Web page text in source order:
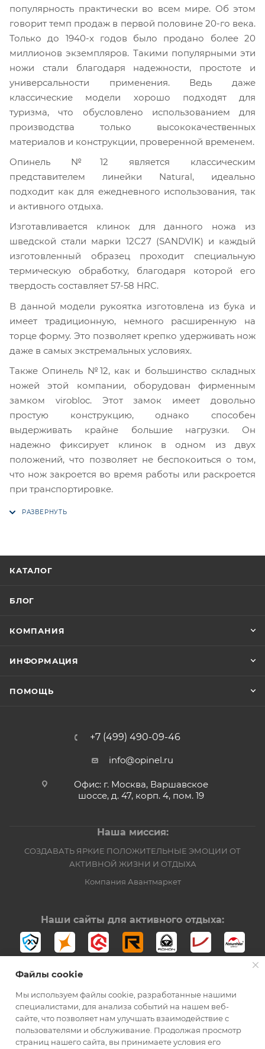
популярность практически во всем мире. Об этом
говорит темп продаж в первой половине 20-го века.
Только до 1940-х годов было продано более 20
миллионов экземпляров. Такими популярными эти
ножи стали благодаря надежности, простоте и
универсальности применения. Ведь даже
классические модели хорошо подходят для
туризма, что обусловлено использованием для
производства только высококачественных
материалов и конструкции, проверенной временем.
Опинель №12 является классическим
представителем линейки Natural, идеально
подходит как для ежедневного использования, так
и активного отдыха.
Изготавливается клинок для данного ножа из
шведской стали марки 12С27 (SANDVIK) и каждый
изготовленный образец проходит специальную
термическую обработку, благодаря которой его
твердость составляет 57-58 HRC.
В данной модели рукоятка изготовлена из бука и
имеет традиционную, немного расширенную на
торце форму. Это позволяет крепко удерживать нож
даже в самых экстремальных условиях.
Также Опинель №12, как и большинство складных
ножей этой компании, оборудован фирменным
замком virobloc. Этот замок имеет довольно
простую конструкцию, однако способен
выдерживать крайне большие нагрузки. Он
надежно фиксирует клинок в одном из двух
положений, что позволяет не беспокоиться о том,
что нож закроется во время работы или раскроется
при транспортировке.
КАТАЛОГ
БЛОГ
КОМПАНИЯ
ИНФОРМАЦИЯ
ПОМОЩЬ
+7 (499) 490-09-46
info@opinel.ru
Офис: г. Москва, Варшавское
шоссе, д. 47, корп. 4, пом. 19
Наша миссия:
СОЗДАВАТЬ ЯРКИЕ ПОЛОЖИТЕЛЬНЫЕ ЭМОЦИИ ОТ
АКТИВНОЙ ЖИЗНИ И ОТДЫХА
Компания Авантмаркет
Наши сайты для активного отдыха:
2012-2026 © Официальный дистрибьютор Opinel в России
Файлы cookie
Мы используем файлы cookie, разработанные нашими
специалистами, для анализа событий на нашем веб-
сайте, что позволяет нам улучшать взаимодействие с
пользователями и обслуживание. Продолжая просмотр
страниц нашего сайта, вы принимаете условия его